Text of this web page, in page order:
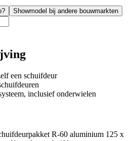
Showmodel bij andere bouwmarkten
een schuifdeur
inclusief onderwielen
R-60 aluminium 125 x